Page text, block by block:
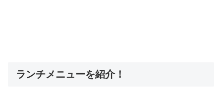
ランチメニューを紹介！